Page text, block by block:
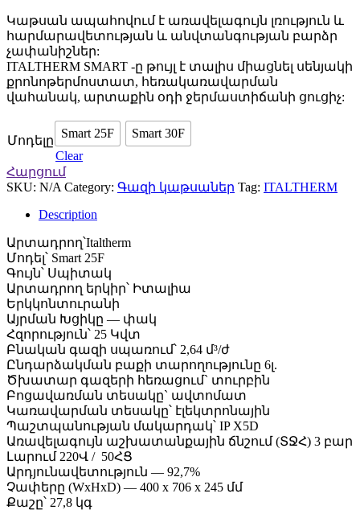
Կաթսան ապահովում է առավելագույն լռություն և
հարմարավետության և անվտանգության բարձր
չափանիշներ:
ITALTHERM SMART -ը թույլ է տալիս միացնել սենյակի
քրոնոթերմոստատ, հեռակառավարման
վահանակ, արտաքին օդի ջերմաստիճանի ցուցիչ:
Մոդելը
Smart 25F
Smart 30F
Clear
Հարցում
SKU: N/A Category: Գազի կաթսաներ Tag: ITALTHERM
Description
Արտադրող՝Italtherm
Մոդել՝ Smart 25F
Գույն՝ Սպիտակ
Արտադրող երկիր՝ Իտալիա
Երկկոնտուրանի
Այրման Խցիկը — փակ
Հզորություն՝ 25 Կվտ
Բնական գազի սպառում՝ 2,64 մ³/ժ
Ընդարձակման բաքի տարողությունը 6լ.
Ծխատար գազերի հեռացում` տուրբին
Բոցավառման տեսակը` ավտոմատ
Կառավարման տեսակը՝ էլեկտրոնային
Պաշտպանության մակարդակ՝ IP X5D
Առավելագույն աշխատանքային ճնշում (ՏՋՀ) 3 բար
Լարում 220Վ / 50ՀՑ
Արդյունավետություն — 92,7%
Չափերը (WxHxD) — 400 x 706 x 245 մմ
Քաշը՝ 27,8 կգ